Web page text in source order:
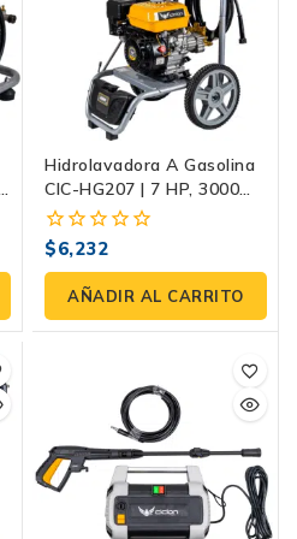
Hidrolavadora A Gasolina
CIC-HG207 | 7 HP, 3000
PSI, Con Bomba De
Pistones De Acero
Inoxidable
0
fuera
5
$6,232
AÑADIR AL CARRITO